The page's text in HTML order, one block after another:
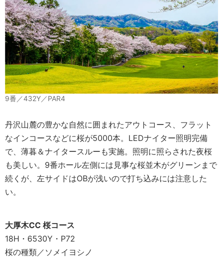
9番／432Y／PAR4
丹沢山麓の豊かな自然に囲まれたアウトコース、フラット
なインコースなどに桜が5000本。LEDナイター照明完備
で、薄暮＆ナイタースルーも実施。照明に照らされた夜桜
も美しい。9番ホール左側には見事な桜並木がグリーンまで
続くが、左サイドはOBが浅いので打ち込みには注意した
い。
大厚木CC 桜コース
18H・6530Y・P72
桜の種類／ソメイヨシノ